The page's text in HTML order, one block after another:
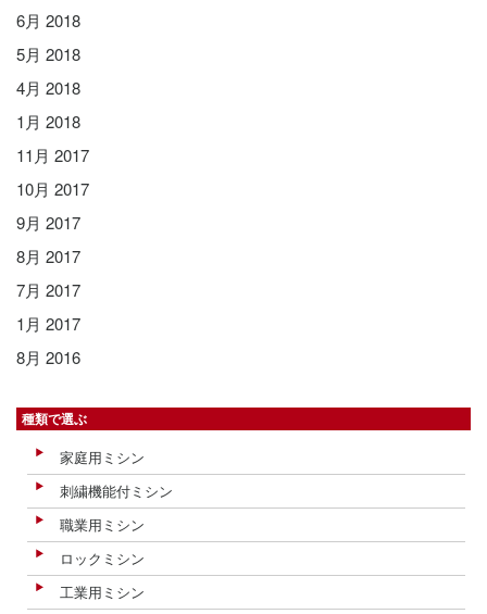
6月 2018
5月 2018
4月 2018
1月 2018
11月 2017
10月 2017
9月 2017
8月 2017
7月 2017
1月 2017
8月 2016
種類で選ぶ
家庭用ミシン
刺繍機能付ミシン
職業用ミシン
ロックミシン
工業用ミシン